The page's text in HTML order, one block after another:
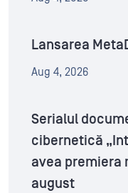
Lansarea
Aug 4, 2026
Serialul
cibernetică
avea premiera
august